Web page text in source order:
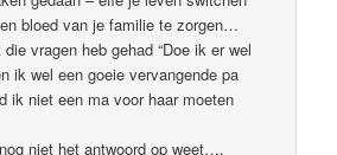
bloed van je familie te zorgen…
vragen heb gehad “Doe ik er wel
ik wel een goeie vervangende pa
ik niet een ma voor haar moeten
niet het antwoord op weet….